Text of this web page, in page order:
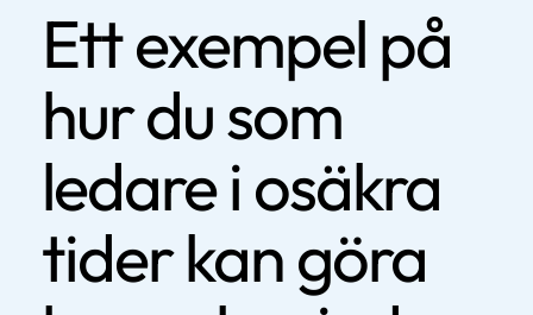
Ett exempel på
hur du som
ledare i osäkra
tider kan göra